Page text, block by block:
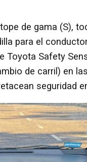
de gama (S),
para el
Toyota Safety
de carril) en
seguridad